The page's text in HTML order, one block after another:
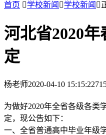
首页 学校新闻 学校新闻 
河北省2020
定
杨老师2020-04-10 15:15:22
为做好2020年全省各级各类
定，现公告如下：
一、全省普通高中毕业年级